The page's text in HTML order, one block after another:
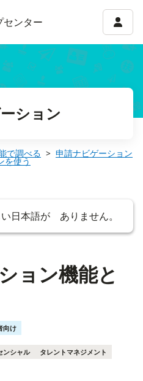
センター アカ
ション
で調べる 申請ナビゲーション
を使う
日本語が ありません。
ョン機能と
向け
シャル
タレントマネジメント